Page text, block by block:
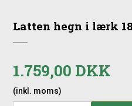
Latten hegn i lærk
1.759,00 DKK
(inkl. moms)